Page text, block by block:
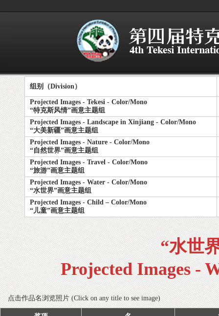
组别（Division）
Projected Images - Tekesi - Color/Mono
“特克斯风情”画意主题组
Projected Images - Landscape in Xinjiang - Color/Mono
“大美新疆”画意主题组
Projected Images - Nature - Color/Mono
“自然世界”画意主题组
Projected Images - Travel - Color/Mono
“旅游”画意主题组
Projected Images - Water - Color/Mono
“水世界”画意主题组
Projected Images - Child – Color/Mono
“儿童”画意主题组
“水世
Projected Images -
点击作品名浏览照片 (Click on any title to see image)